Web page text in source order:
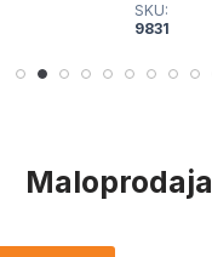
SKU:
9831
Maloprodaja